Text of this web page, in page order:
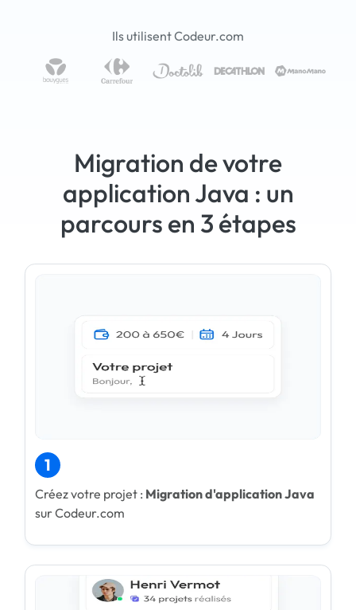
Ils utilisent Codeur.com
Migration de votre
application Java : un
parcours en 3 étapes
1
Créez votre projet : Migration d'application Java
sur Codeur.com